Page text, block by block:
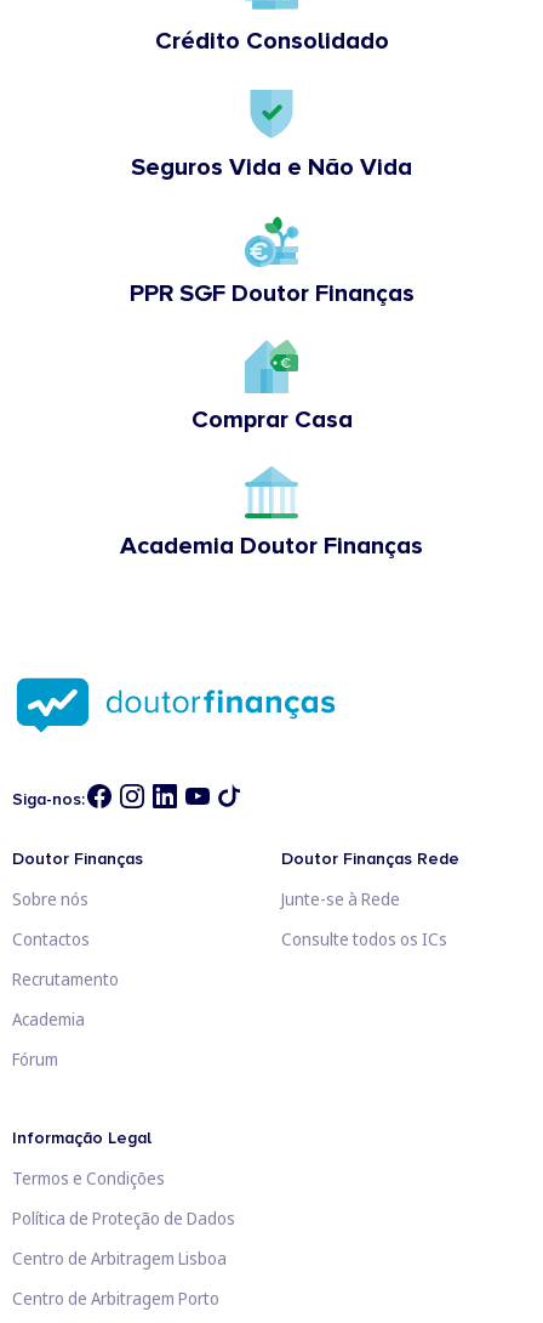
Crédito Consolidado
Seguros Vida e Não Vida
PPR SGF Doutor Finanças
Comprar Casa
Academia Doutor Finanças
Siga-nos:
Doutor Finanças
Sobre nós
Contactos
Recrutamento
Academia
Fórum
Doutor Finanças Rede
Junte-se à Rede
Consulte todos os ICs
Informação Legal
Termos e Condições
Política de Proteção de Dados
Centro de Arbitragem Lisboa
Centro de Arbitragem Porto